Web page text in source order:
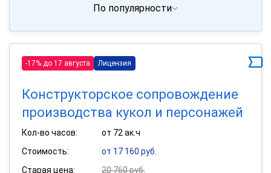
По популярности
-17% до 17 августа Лицензия
Конструкторское сопровождение
производства кукол и персонажей
Кол-во часов:
от 72 ак.ч
Стоимость:
от 17 160 руб.
Старая цена:
20 760 руб.